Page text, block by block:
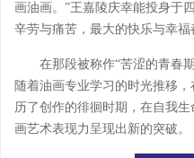
画油画。”王嘉陵庆幸能投身于
辛劳与痛苦，最大的快乐与幸福
在那段被称作“苦涩的青春
随着油画专业学习的时光推移
历了创作的徘徊时期，在自我
画艺术表现力呈现出新的突破。